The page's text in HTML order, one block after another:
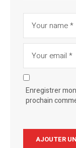
Enregistrer
prochain